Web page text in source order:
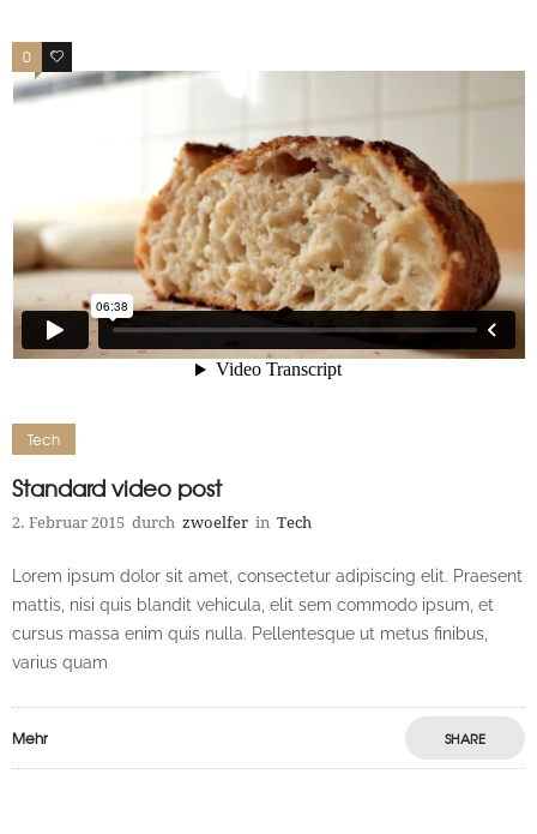
0 19
Tech
Standard video post
2. Februar 2015 durch zwoelfer in Tech
Lorem ipsum dolor sit amet, consectetur adipiscing elit. Praesent
mattis, nisi quis blandit vehicula, elit sem commodo ipsum, et
cursus massa enim quis nulla. Pellentesque ut metus finibus,
varius quam
Mehr SHARE